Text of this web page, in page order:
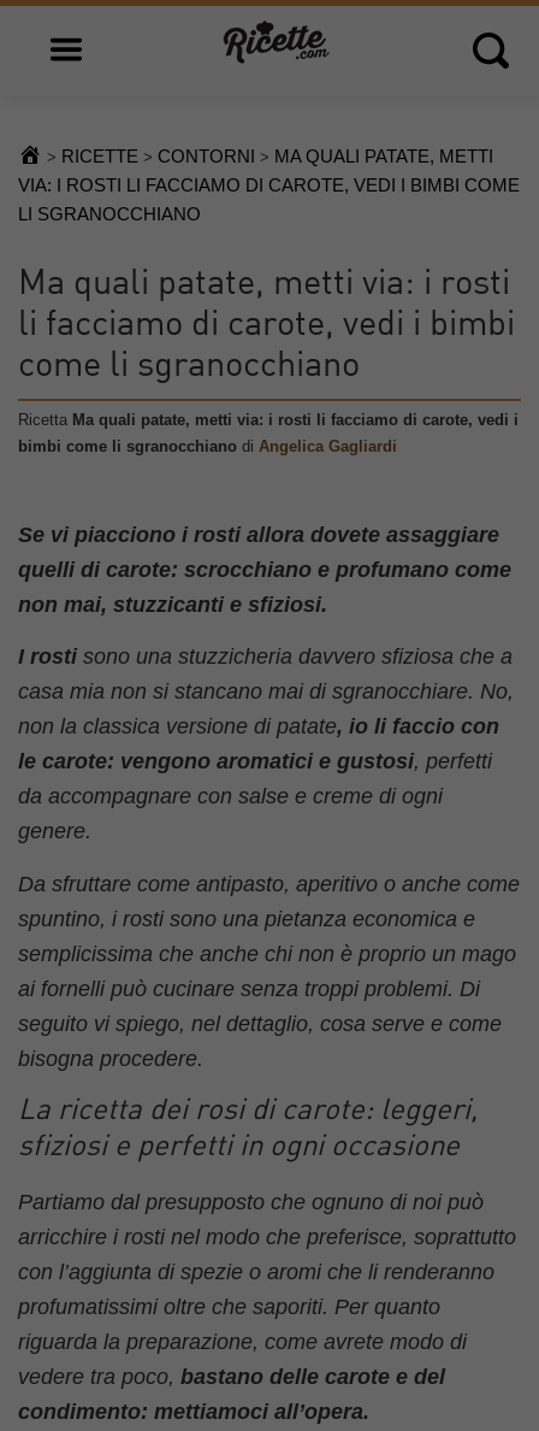
Open main menu Open
> RICETTE > CONTORNI > MA QUALI PATATE, METTI
VIA: I ROSTI LI FACCIAMO DI CAROTE, VEDI I BIMBI COME
LI SGRANOCCHIANO
Ma quali patate, metti via: i rosti
li facciamo di carote, vedi i bimbi
come li sgranocchiano
Ricetta Ma quali patate, metti via: i rosti li facciamo di carote, vedi i
bimbi come li sgranocchiano di Angelica Gagliardi
Se vi piacciono i rosti allora dovete assaggiare
quelli di carote: scrocchiano e profumano come
non mai, stuzzicanti e sfiziosi.
I rosti sono una stuzzicheria davvero sfiziosa che a
casa mia non si stancano mai di sgranocchiare. No,
non la classica versione di patate, io li faccio con
le carote: vengono aromatici e gustosi, perfetti
da accompagnare con salse e creme di ogni
genere.
Da sfruttare come antipasto, aperitivo o anche come
spuntino, i rosti sono una pietanza economica e
semplicissima che anche chi non è proprio un mago
ai fornelli può cucinare senza troppi problemi. Di
seguito vi spiego, nel dettaglio, cosa serve e come
bisogna procedere.
La ricetta dei rosi di carote: leggeri,
sfiziosi e perfetti in ogni occasione
Partiamo dal presupposto che ognuno di noi può
arricchire i rosti nel modo che preferisce, soprattutto
con l’aggiunta di spezie o aromi che li renderanno
profumatissimi oltre che saporiti. Per quanto
riguarda la preparazione, come avrete modo di
vedere tra poco, bastano delle carote e del
condimento: mettiamoci all’opera.